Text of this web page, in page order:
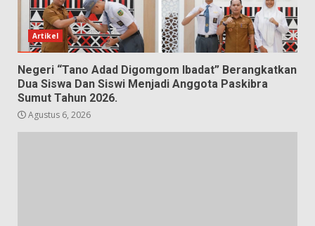
Artikel
Negeri “Tano Adad Digomgom Ibadat” Berangkatkan
Dua Siswa Dan Siswi Menjadi Anggota Paskibra
Sumut Tahun 2026.
Agustus 6, 2026